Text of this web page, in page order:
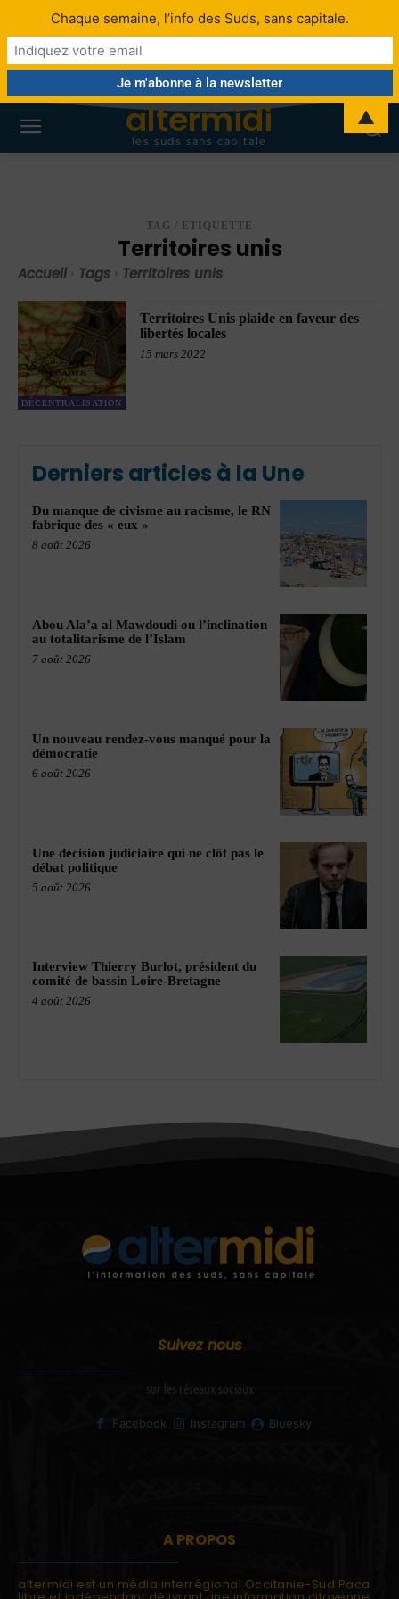
altermidi
les suds sans capitale
TAG / ETIQUETTE
Territoires unis
Accueil Tags Territoires unis
DÉCENTRALISATION
Territoires Unis plaide en faveur des
libertés locales
15 mars 2022
Derniers articles à la Une
Du manque de civisme au racisme, le RN
fabrique des « eux »
8 août 2026
Abou Ala’a al Mawdoudi ou l’inclination
au totalitarisme de l’Islam
7 août 2026
Un nouveau rendez-vous manqué pour la
démocratie
6 août 2026
Une décision judiciaire qui ne clôt pas le
débat politique
5 août 2026
Interview Thierry Burlot, président du
comité de bassin Loire-Bretagne
4 août 2026
Suivez nous
sur les réseaux sociaux
Facebook Instagram Bluesky
A PROPOS
altermidi est un média interrégional Occitanie-Sud Paca
Chaque semaine, l’info des Suds, sans capitale.
▲